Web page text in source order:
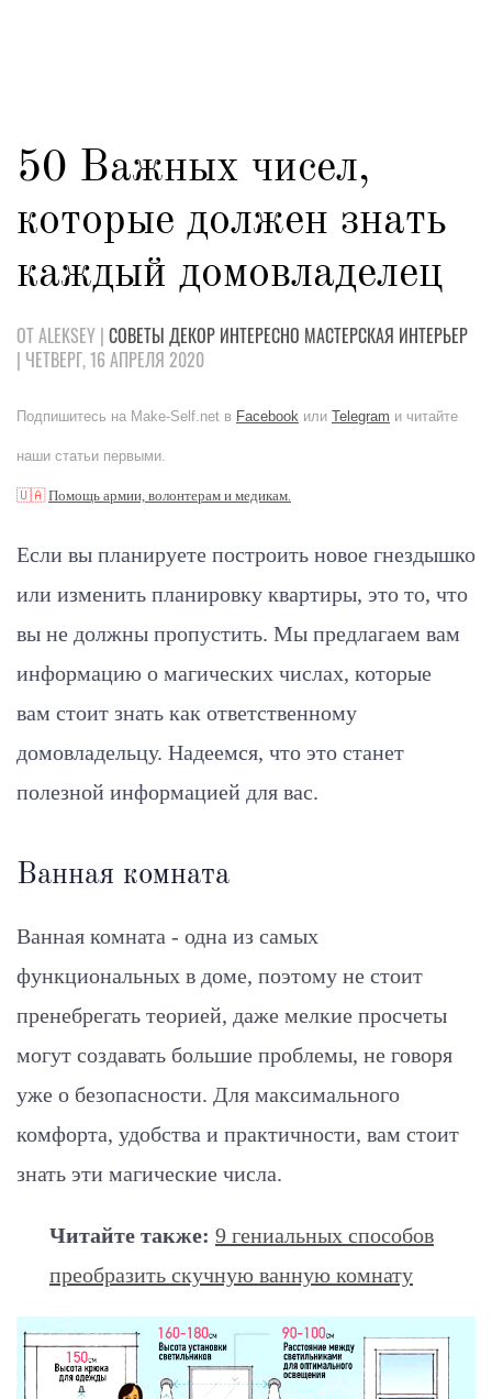
50 Важных чисел,
которые должен знать
каждый домовладелец
ОТ ALEKSEY | СОВЕТЫ ДЕКОР ИНТЕРЕСНО МАСТЕРСКАЯ ИНТЕРЬЕР
| ЧЕТВЕРГ, 16 АПРЕЛЯ 2020
Подпишитесь на Make-Self.net в Facebook или Telegram и читайте
наши статьи первыми.
🇺🇦Помощь армии, волонтерам и медикам.
Если вы планируете построить новое гнездышко
или изменить планировку квартиры, это то, что
вы не должны пропустить. Мы предлагаем вам
информацию о магических числах, которые
вам стоит знать как ответственному
домовладельцу. Надеемся, что это станет
полезной информацией для вас.
Ванная комната
Ванная комната - одна из самых
функциональных в доме, поэтому не стоит
пренебрегать теорией, даже мелкие просчеты
могут создавать большие проблемы, не говоря
уже о безопасности. Для максимального
комфорта, удобства и практичности, вам стоит
знать эти магические числа.
Читайте также: 9 гениальных способов
преобразить скучную ванную комнату